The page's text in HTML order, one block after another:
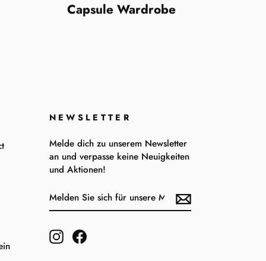
Capsule Wardrobe
NEWSLETTER
Melde dich zu unserem Newsletter
an und verpasse keine Neuigkeiten
und Aktionen!
SIE
SICH
UNSERE
MAILINGLISTE
InstagramFacebook